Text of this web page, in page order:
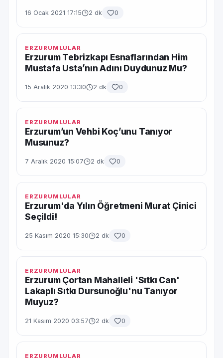
16 Ocak 2021 17:15 2 dk 0
ERZURUMLULAR
Erzurum Tebrizkapı Esnaflarından Him
Mustafa Usta’nın Adını Duydunuz Mu?
15 Aralık 2020 13:30 2 dk 0
ERZURUMLULAR
Erzurum’un Vehbi Koç’unu Tanıyor
Musunuz?
7 Aralık 2020 15:07 2 dk 0
ERZURUMLULAR
Erzurum'da Yılın Öğretmeni Murat Çinici
Seçildi!
25 Kasım 2020 15:30 2 dk 0
ERZURUMLULAR
Erzurum Çortan Mahalleli 'Sıtkı Can'
Lakaplı Sıtkı Dursunoğlu'nu Tanıyor
Muyuz?
21 Kasım 2020 03:57 2 dk 0
ERZURUMLULAR